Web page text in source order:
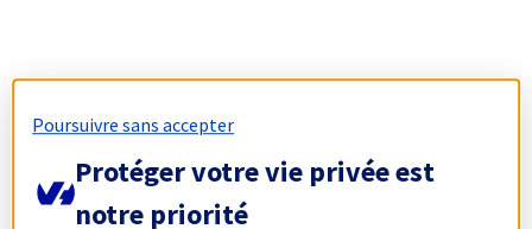
Poursuivre sans accepter
Protéger votre vie privée est
notre priorité